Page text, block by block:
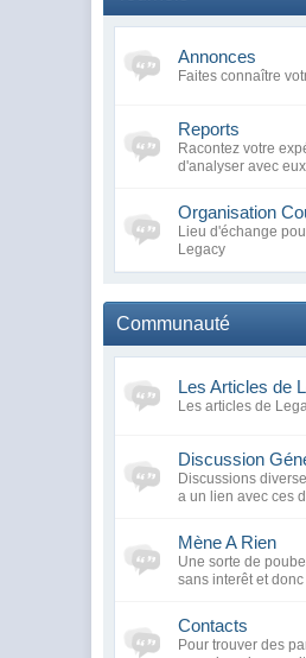
Annonces
Faites connaître
Reports
Racontez votre
d'analyser avec
Organisation
Lieu d'échange
Legacy
Communauté
Les Articles de
Les articles de
Discussion
Discussions
a un lien avec ces
Mène A Rien
Une sorte de
sans interêt et
Contacts
Pour trouver des